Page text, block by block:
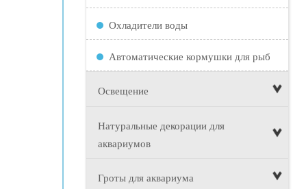
Охладители воды
Автоматические кормушки для рыб
Освещение
Натуральные декорации для
аквариумов
Гроты для аквариума